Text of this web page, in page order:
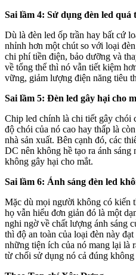
Sai lầm 4: Sử dụng đèn led quá
Dù là đèn led ốp trần hay bất cứ
nhỉnh hơn một chút so với loại
chi phí tiền điện, bảo dưỡng và
về tổng thể thì nó vẫn tiết kiệm
vững, giảm lượng điện năng tiêu
Sai lầm 5: Đèn led gây hại cho
Chip led chính là chi tiết gây chói
độ chói của nó cao hay thấp là
nhà sản xuất. Bên cạnh đó, các
DC nên không hề tạo ra ánh sáng
không gây hại cho mắt.
Sai lầm 6: Ánh sáng đèn led
Mặc dù mọi người không có kiến
họ vẫn hiểu đơn giản đó là một
nghi ngờ về chất lượng ánh sáng
thì độ an toàn của loại đèn này
những tiện ích của nó mang lại là
từ chối sử dụng nó cả đúng không